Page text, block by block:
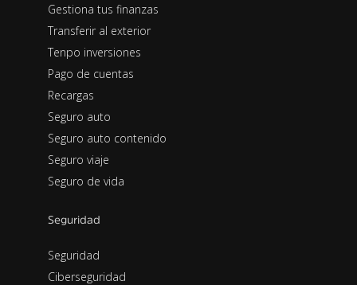
Gestiona tus finanzas
Transferir al exterior
Tenpo inversiones
Pago de cuentas
Recargas
Seguro auto
Seguro auto contenido
Seguro viaje
Seguro de vida
Seguridad
Seguridad
Ciberseguridad